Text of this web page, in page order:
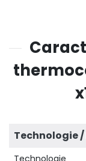
Technologie
Technologie